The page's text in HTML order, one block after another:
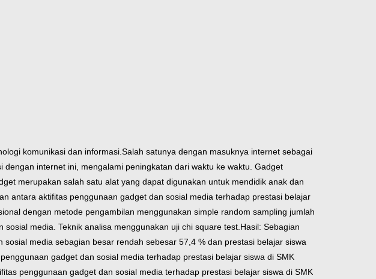
komunikasi dan informasi.Salah satunya dengan masuknya internet sebagai
internet ini, mengalami peningkatan dari waktu ke waktu. Gadget
merupakan salah satu alat yang dapat digunakan untuk mendidik anak dan
antara aktifitas penggunaan gadget dan sosial media terhadap prestasi belajar
dengan metode pengambilan menggunakan simple random sampling jumlah
media. Teknik analisa menggunakan uji chi square test. Hasil: Sebagian
media sebagian besar rendah sebesar 57,4 % dan prestasi belajar siswa
gadget dan sosial media terhadap prestasi belajar siswa di SMK
penggunaan gadget dan sosial media terhadap prestasi belajar siswa di SMK